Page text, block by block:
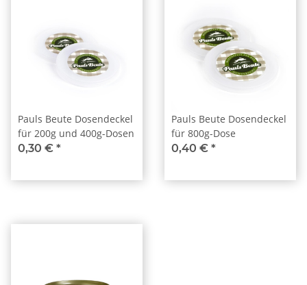
Pauls Beute Dosendeckel
für 200g und 400g-Dosen
0,30 € *
Pauls Beute Dosendeckel
für 800g-Dose
0,40 € *